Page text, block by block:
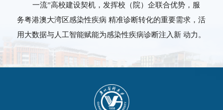
一流”高校建设契机，发挥校（院）企联合优势，服
务粤港澳大湾区感染性疾病 精准诊断转化的重要需求，活
用大数据与人工智能赋能为感染性疾病诊断注入新 动力。